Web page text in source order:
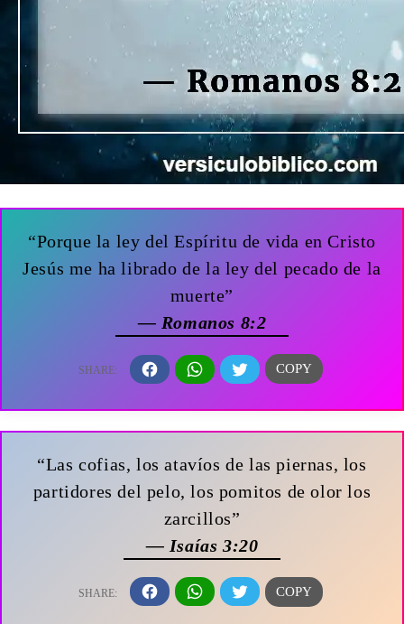
“Porque la ley del Espíritu de vida en Cristo
Jesús me ha librado de la ley del pecado de la
muerte”
— Romanos 8:2
“Las cofias, los atavíos de las piernas, los
partidores del pelo, los pomitos de olor los
zarcillos”
— Isaías 3:20